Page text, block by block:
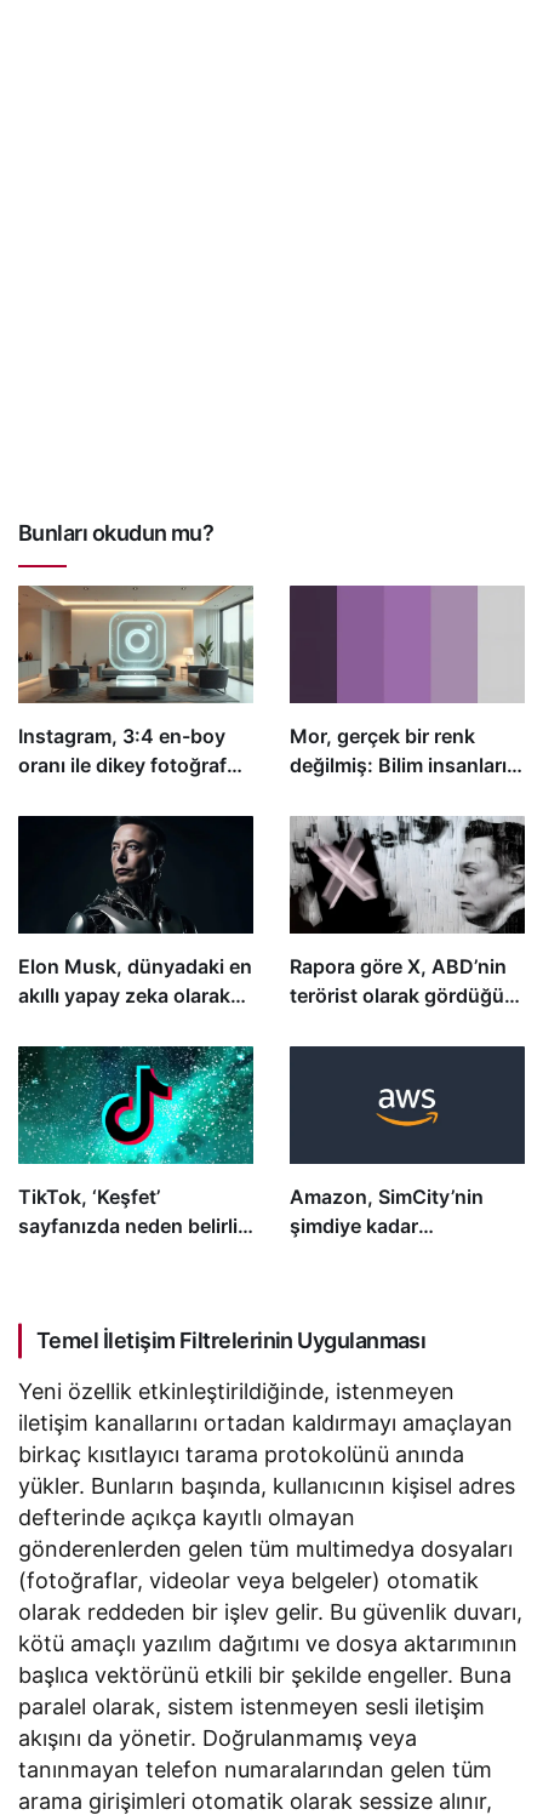
Bunları okudun mu?
Instagram, 3:4 en-boy
oranı ile dikey fotoğraf
Mor, gerçek bir renk
değilmiş: Bilim insanları,
açıklıyor
Elon Musk, dünyadaki en
akıllı yapay zeka olarak
tanıtmaya hazırlanıyor
Rapora göre X, ABD’nin
terörist olarak gördüğü
ödeme yapmasına izin
TikTok, ‘Keşfet’
sayfanızda neden belirli
Amazon, SimCity’nin
şimdiye kadar
Temel İletişim Filtrelerinin Uygulanması
Yeni özellik etkinleştirildiğinde, istenmeyen
iletişim kanallarını ortadan kaldırmayı amaçlayan
birkaç kısıtlayıcı tarama protokolünü anında
yükler. Bunların başında, kullanıcının kişisel adres
defterinde açıkça kayıtlı olmayan
gönderenlerden gelen tüm multimedya dosyaları
(fotoğraflar, videolar veya belgeler) otomatik
olarak reddeden bir işlev gelir. Bu güvenlik duvarı,
kötü amaçlı yazılım dağıtımı ve dosya aktarımının
başlıca vektörünü etkili bir şekilde engeller. Buna
paralel olarak, sistem istenmeyen sesli iletişim
akışını da yönetir. Doğrulanmamış veya
tanınmayan telefon numaralarından gelen tüm
arama girişimleri otomatik olarak sessize alınır,